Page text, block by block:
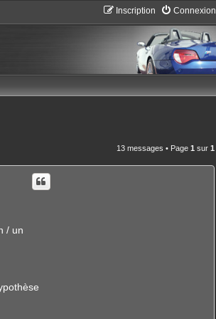
Connexion
Inscription
13 messages • Page 1 sur 1
/ un